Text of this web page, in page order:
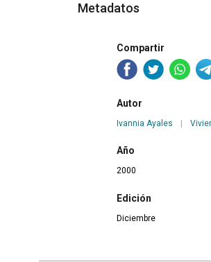
Metadatos
Compartir
Autor
Ivannia Ayales
Año
2000
Edición
Diciembre